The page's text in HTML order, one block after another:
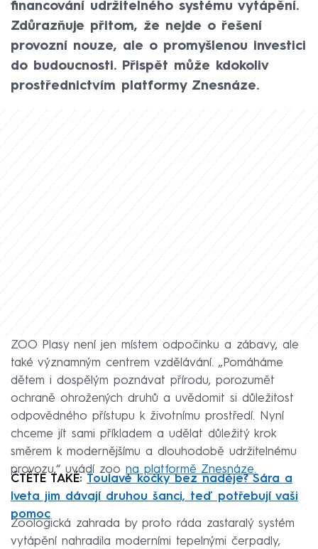
financování udržitelného systému vytápění.
Zdůrazňuje přitom, že nejde o řešení
provozní nouze, ale o promyšlenou investici
do budoucnosti. Přispět může kdokoliv
prostřednictvím platformy Znesnáze.
ZOO Plasy není jen místem odpočinku a zábavy, ale
také významným centrem vzdělávání. „Pomáháme
dětem i dospělým poznávat přírodu, porozumět
ochraně ohrožených druhů a uvědomit si důležitost
odpovědného přístupu k životnímu prostředí. Nyní
chceme jít sami příkladem a udělat důležitý krok
směrem k modernějšímu a dlouhodobě udržitelnému
provozu,“ uvádí zoo na platformě Znesnáze.
ČTĚTE TAKÉ: Toulavé kočky bez naděje? Sára a
Iveta jim dávají druhou šanci, teď potřebují vaši
pomoc
Zoologická zahrada by proto ráda zastaralý systém
vytápění nahradila moderními tepelnými čerpadly,